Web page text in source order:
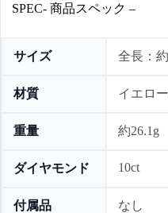
SPEC- 商品スペック –
サイズ 全長：
材質 イエロ
重量 約26.1g
ダイヤモンド 10ct
付属品 なし